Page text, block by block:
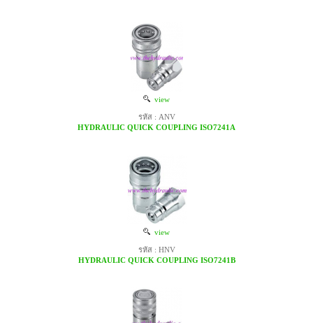
view
รหัส : ANV
HYDRAULIC QUICK COUPLING ISO7241A
view
รหัส : HNV
HYDRAULIC QUICK COUPLING ISO7241B